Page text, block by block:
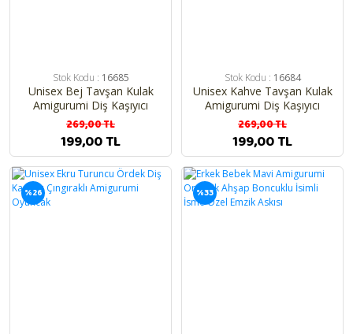
Stok Kodu : 16685
Unisex Bej Tavşan Kulak
Amigurumi Diş Kaşıyıcı
Amigurumi Oyuncak
269,00 TL
199,00 TL
Stok Kodu : 16684
Unisex Kahve Tavşan Kulak
Amigurumi Diş Kaşıyıcı
Amigurumi Oyuncak
269,00 TL
199,00 TL
%26 %33